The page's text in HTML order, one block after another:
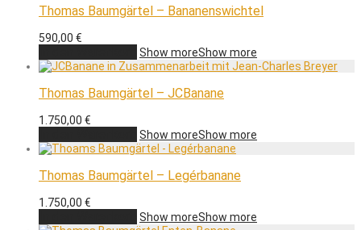
Thomas Baumgärtel – Bananenswichtel
590,00 €
Show moreShow more
Thomas Baumgärtel – JCBanane
1.750,00 €
Show moreShow more
Thomas Baumgärtel – Legérbanane
1.750,00 €
Show moreShow more